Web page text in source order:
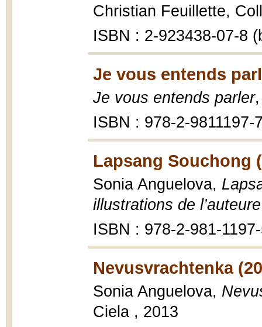
Christian Feuillette,
ISBN : 2-923438-07-8
Je vous entends
Je vous entends parler
ISBN : 978-2-9811197-
Lapsang Souchong
Sonia Anguelova,
illustrations de l’auteure
ISBN : 978-2-981-
Nevusvrachtenka
Sonia Anguelova,
Ciela , 2013